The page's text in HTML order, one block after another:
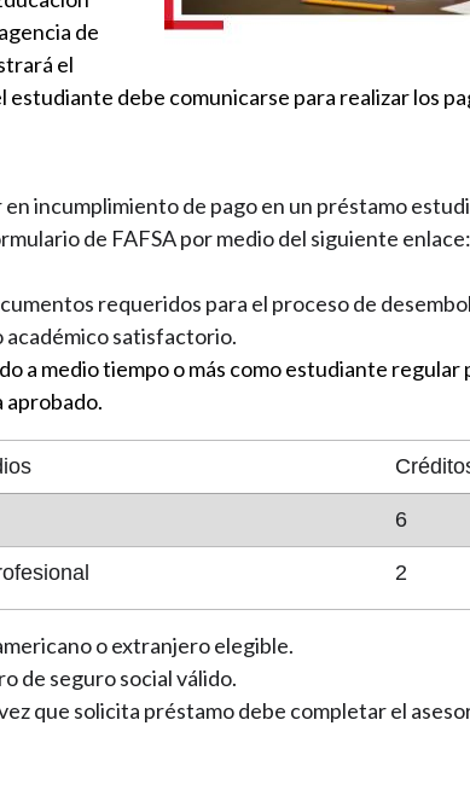
de
el
estudiante debe comunicarse para realizar los
incumplimiento de pago en un préstamo
de FAFSA por medio del siguiente enlace:
requeridos para el proceso de
académico satisfactorio.
a medio tiempo o más como estudiante
aprobado.
6
2
o extranjero elegible.
de seguro social válido.
que solicita préstamo debe completar el